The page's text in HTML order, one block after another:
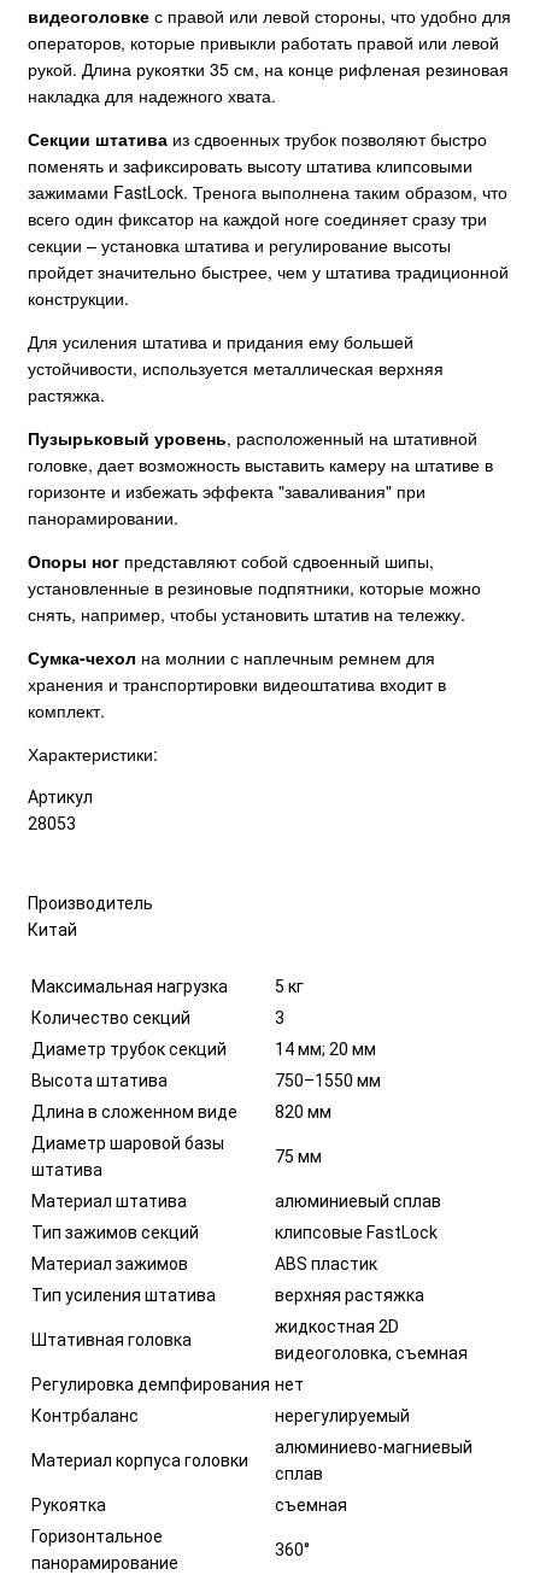
видеоголовке с правой или левой стороны, что удобно для
операторов, которые привыкли работать правой или левой
рукой. Длина рукоятки 35 см, на конце рифленая резиновая
накладка для надежного хвата.
Секции штатива из сдвоенных трубок позволяют быстро
поменять и зафиксировать высоту штатива клипсовыми
зажимами FastLock. Тренога выполнена таким образом, что
всего один фиксатор на каждой ноге соединяет сразу три
секции – установка штатива и регулирование высоты
пройдет значительно быстрее, чем у штатива традиционной
конструкции.
Для усиления штатива и придания ему большей
устойчивости, используется металлическая верхняя
растяжка.
Пузырьковый уровень, расположенный на штативной
головке, дает возможность выставить камеру на штативе в
горизонте и избежать эффекта "заваливания" при
панорамировании.
Опоры ног представляют собой сдвоенный шипы,
установленные в резиновые подпятники, которые можно
снять, например, чтобы установить штатив на тележку.
Сумка-чехол на молнии с наплечным ремнем для
хранения и транспортировки видеоштатива входит в
комплект.
Характеристики:
Артикул
28053
Производитель
Китай
Максимальная нагрузка
5 кг
Количество секций
3
Диаметр трубок секций
14 мм; 20 мм
Высота штатива
750–1550 мм
Длина в сложенном виде
820 мм
Диаметр шаровой базы
штатива
75 мм
Материал штатива
алюминиевый сплав
Тип зажимов секций
клипсовые FastLock
Материал зажимов
ABS пластик
Тип усиления штатива
верхняя растяжка
Штативная головка
жидкостная 2D
видеоголовка, съемная
Регулировка демпфирования нет
Контрбаланс
нерегулируемый
Материал корпуса головки
алюминиево-магниевый
сплав
Рукоятка
съемная
Горизонтальное
панорамирование
360°